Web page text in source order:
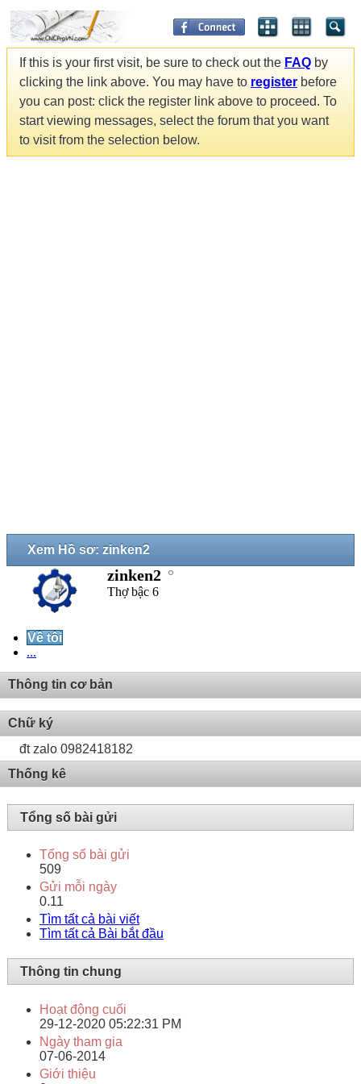
If this is your first visit, be sure to check out the FAQ by
clicking the link above. You may have to register before
you can post: click the register link above to proceed. To
start viewing messages, select the forum that you want
to visit from the selection below.
Xem Hồ sơ: zinken2
zinken2
Thợ bậc 6
Về tôi
...
Thông tin cơ bản
Chữ ký
đt zalo 0982418182
Thống kê
Tổng số bài gửi
Tổng số bài gửi
509
Gửi mỗi ngày
0.11
Tìm tất cả bài viết
Tìm tất cả Bài bắt đầu
Thông tin chung
Hoạt động cuối
29-12-2020 05:22:31 PM
Ngày tham gia
07-06-2014
Giới thiệu